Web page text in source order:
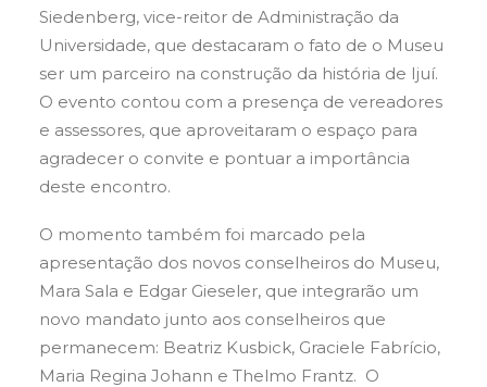
Siedenberg, vice-reitor de Administração da
Universidade, que destacaram o fato de o Museu
ser um parceiro na construção da história de Ijuí.
O evento contou com a presença de vereadores
e assessores, que aproveitaram o espaço para
agradecer o convite e pontuar a importância
deste encontro.
O momento também foi marcado pela
apresentação dos novos conselheiros do Museu,
Mara Sala e Edgar Gieseler, que integrarão um
novo mandato junto aos conselheiros que
permanecem: Beatriz Kusbick, Graciele Fabrício,
Maria Regina Johann e Thelmo Frantz. O